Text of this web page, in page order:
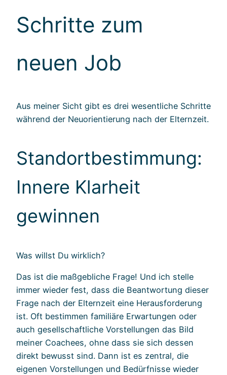
Schritte zum
neuen Job
Aus meiner Sicht gibt es drei wesentliche Schritte
während der Neuorientierung nach der Elternzeit.
Standortbestimmung:
Innere Klarheit
gewinnen
Was willst Du wirklich?
Das ist die maßgebliche Frage! Und ich stelle
immer wieder fest, dass die Beantwortung dieser
Frage nach der Elternzeit eine Herausforderung
ist. Oft bestimmen familiäre Erwartungen oder
auch gesellschaftliche Vorstellungen das Bild
meiner Coachees, ohne dass sie sich dessen
direkt bewusst sind. Dann ist es zentral, die
eigenen Vorstellungen und Bedürfnisse wieder